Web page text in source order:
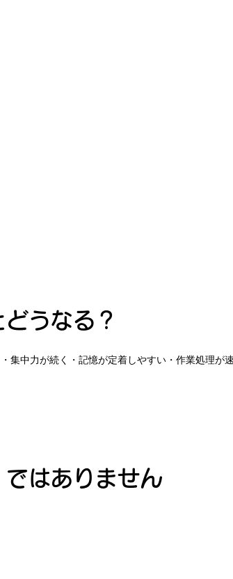
うなる？
集中力が続く・記憶が定着しやすい・作業処理が
ではありません